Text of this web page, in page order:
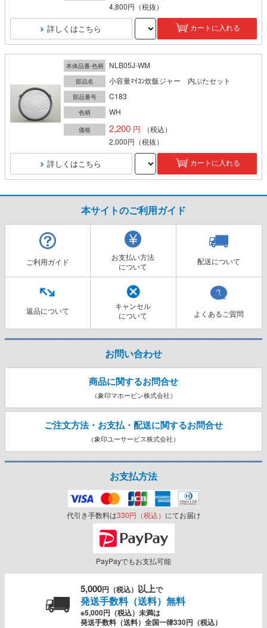
4,800円 （税抜）
詳しくはこちら カートに入れる
本体品番-色柄 NLB05J-WM
部品名 小容量ﾏｲｺﾝ炊飯ジャー 内ぶたセット
部品番号 C183
色柄 WH
価格 2,200
（税込）
2,000円 （税抜）
詳しくはこちら カートに入れる
本サイトのご利用ガイド
ご利用ガイド
お支払い方法
について
配送について
返品について
キャンセル
について
よくあるご質問
お問い合わせ
商品に関するお問合せ
（象印マホービン株式会社）
ご注文方法・お支払・配送に関するお問合せ
（象印ユーサービス株式会社）
お支払方法
代引き手数料は330円（税込） にてお届け
PayPayでもお支払可能
5,000円（税込） 以上で
発送手数料（送料）無料
※5,000円（税込）未満は
発送手数料（送料）全国一律330円（税込）